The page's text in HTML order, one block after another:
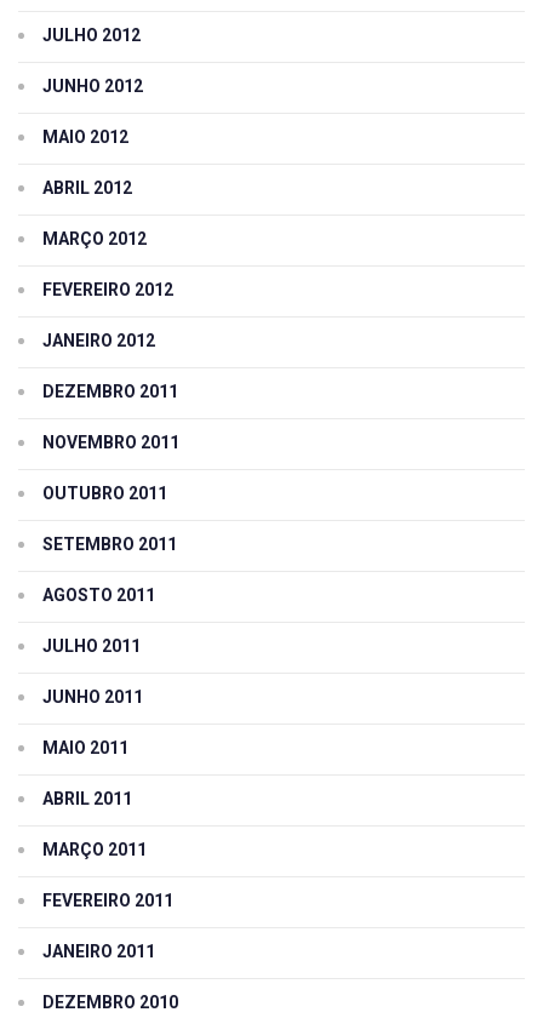
JULHO 2012
JUNHO 2012
MAIO 2012
ABRIL 2012
MARÇO 2012
FEVEREIRO 2012
JANEIRO 2012
DEZEMBRO 2011
NOVEMBRO 2011
OUTUBRO 2011
SETEMBRO 2011
AGOSTO 2011
JULHO 2011
JUNHO 2011
MAIO 2011
ABRIL 2011
MARÇO 2011
FEVEREIRO 2011
JANEIRO 2011
DEZEMBRO 2010